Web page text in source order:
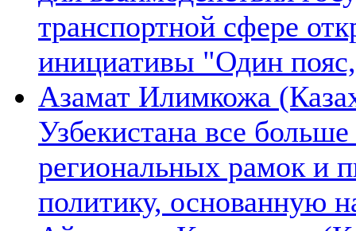
транспортной сфере
инициативы "Один
Азамат Илимкожа
Узбекистана все
региональных рамок и
политику, основанную